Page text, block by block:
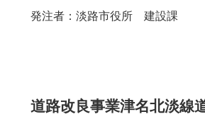
発注者：淡路市役所 建設課
道路改良事業津名北淡線